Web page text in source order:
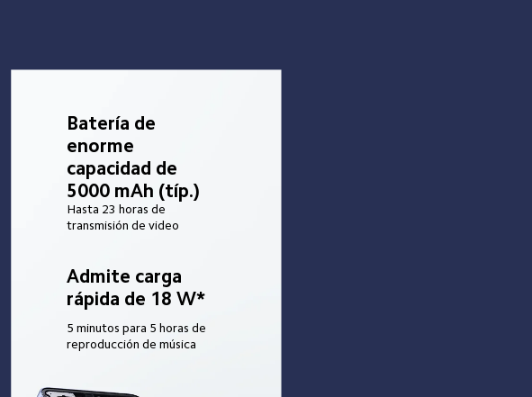
Batería de
enorme
capacidad de
5000 mAh (típ.)
Hasta 23 horas de
transmisión de video
Admite carga
rápida de 18 W*
5 minutos para 5 horas de
reproducción de música